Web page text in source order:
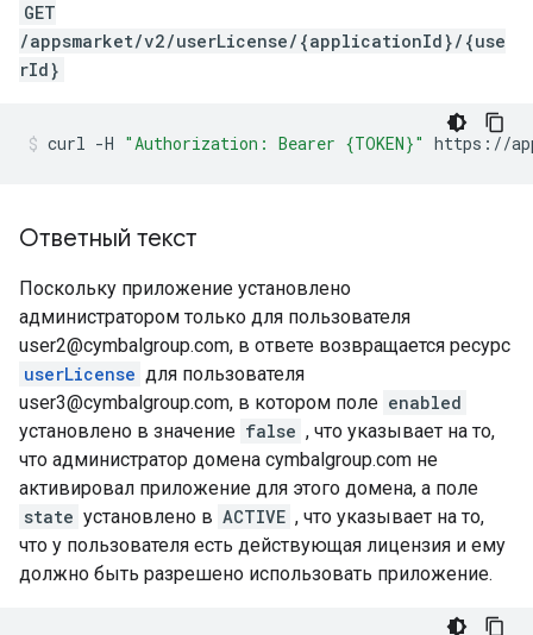
GET
/appsmarket/v2/userLicense/{applicationId}/{use
rId}
curl -H "Authorization: Bearer {TOKEN}" https://
Ответный текст
Поскольку приложение установлено
администратором только для пользователя
user2@cymbalgroup.com, в ответе возвращается ресурс
userLicense для пользователя
user3@cymbalgroup.com, в котором поле enabled
установлено в значение false , что указывает на то,
что администратор домена cymbalgroup.com не
активировал приложение для этого домена, а поле
state установлено в ACTIVE , что указывает на то,
что у пользователя есть действующая лицензия и ему
должно быть разрешено использовать приложение.